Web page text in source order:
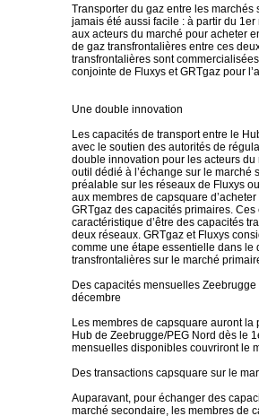
Transporter du gaz entre les marchés
jamais été aussi facile : à partir du
aux acteurs du marché pour acheter
de gaz transfrontalières entre ces
transfrontalières sont
conjointe de Fluxys et GRTgaz pour
Une double innovation
Les capacités de transport entre le
avec le soutien des autorités de
double innovation pour les acteurs du
outil dédié à l’échange sur le
préalable sur les réseaux de Fluxys
aux membres de capsquare
GRTgaz des capacités primaires.
caractéristique d’être des capacités
deux réseaux. GRTgaz et Fluxys
comme une étape essentielle dans
transfrontalières sur le marché
Des capacités mensuelles
décembre
Les membres de capsquare auront
Hub de Zeebrugge/PEG Nord dès le
mensuelles disponibles couvriront le
Des transactions capsquare sur le
Auparavant, pour échanger des
marché secondaire, les membres de